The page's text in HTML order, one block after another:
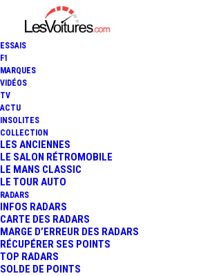
ESSAIS
F1
MARQUES
VIDÉOS
TV
ACTU
INSOLITES
COLLECTION
LES ANCIENNES
LE SALON RÉTROMOBILE
LE MANS CLASSIC
LE TOUR AUTO
RADARS
INFOS RADARS
CARTE DES RADARS
MARGE D’ERREUR DES RADARS
RÉCUPÉRER SES POINTS
TOP RADARS
SOLDE DE POINTS
ELLE ENTRE AU
24 HEURES DU
2 Minutes